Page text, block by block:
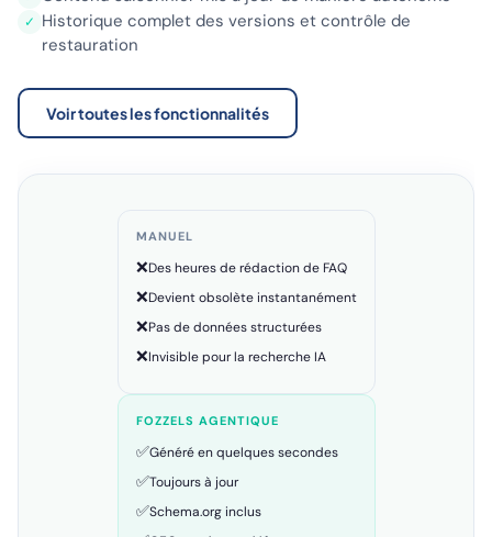
✓ Historique complet des versions et contrôle de
restauration
Voir toutes les fonctionnalités
MANUEL
❌Des heures de rédaction de FAQ
❌Devient obsolète instantanément
❌Pas de données structurées
❌Invisible pour la recherche IA
FOZZELS AGENTIQUE
✅Généré en quelques secondes
✅Toujours à jour
✅Schema.org inclus